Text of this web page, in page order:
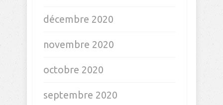
décembre 2020
novembre 2020
octobre 2020
septembre 2020